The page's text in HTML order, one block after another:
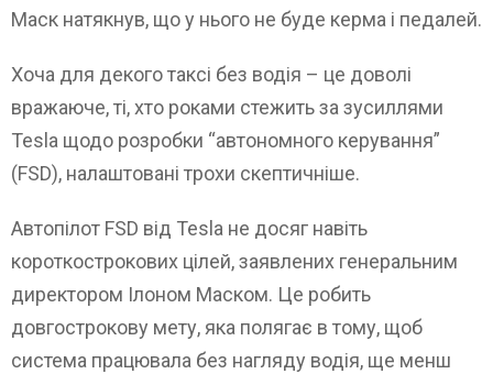
Маск натякнув, що у нього не буде керма і педалей.
Хоча для декого таксі без водія – це доволі
вражаюче, ті, хто роками стежить за зусиллями
Tesla щодо розробки “автономного керування”
(FSD), налаштовані трохи скептичніше.
Автопілот FSD від Tesla не досяг навіть
короткострокових цілей, заявлених генеральним
директором Ілоном Маском. Це робить
довгострокову мету, яка полягає в тому, щоб
система працювала без нагляду водія, ще менш